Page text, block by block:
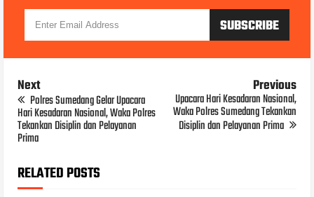
Next
Polres Sumedang Gelar Upacara
Hari Kesadaran Nasional, Waka Polres
Tekankan Disiplin dan Pelayanan
Prima
Previous
Upacara Hari Kesadaran Nasional,
Waka Polres Sumedang Tekankan
Disiplin dan Pelayanan Prima
RELATED POSTS